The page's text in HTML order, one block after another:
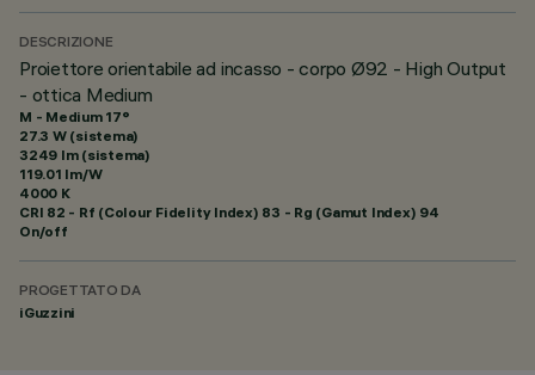
DESCRIZIONE
Proiettore orientabile ad incasso - corpo Ø92 - High Output
- ottica Medium
M - Medium 17°
27.3 W (sistema)
3249 lm (sistema)
119.01 lm/W
4000 K
CRI 82 - Rf (Colour Fidelity Index) 83 - Rg (Gamut Index) 94
On/off
PROGETTATO DA
iGuzzini